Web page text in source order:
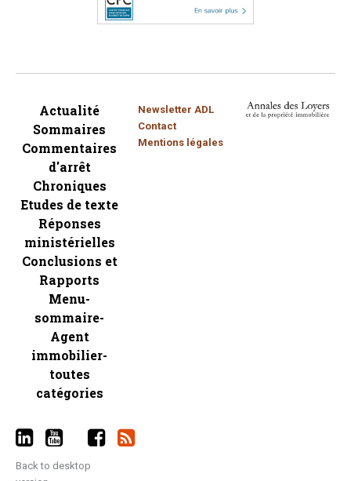
Actualité
Sommaires
Commentaires
d'arrêt
Chroniques
Etudes de texte
Réponses
ministérielles
Conclusions et
Rapports
Menu-
sommaire-
Agent
immobilier-
toutes
catégories
Newsletter ADL
Contact
Mentions légales
Back to desktop